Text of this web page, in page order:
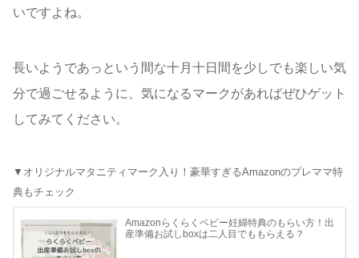
いですよね。
長いようであっという間な十月十日間を少しでも楽しい気
分で過ごせるように、気になるマークがあればぜひゲット
してみてください。
▼オリジナルマタニティマーク入り！豪華すぎるAmazonのプレママ特
典もチェック
Amazonらくらくベビー妊婦特典のもらい方！出
産準備お試しboxは二人目でももらえる？